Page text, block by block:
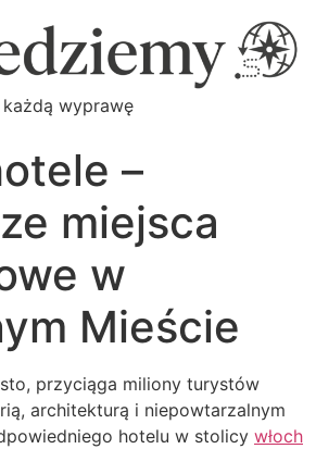
wyprawę
–
miejsca
w
Mieście
przyciąga miliony turystów
architekturą i niepowtarzalnym
hotelu w stolicy włoch